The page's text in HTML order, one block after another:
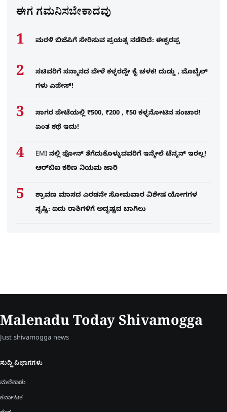
ಈಗ ಗಮನಿಸಬೇಕಾದವು
ಮರಳಿ ಬಿಜೆಪಿಗೆ ಸೇರಿಸುವ ಪ್ರಯತ್ನ ನಡೆದಿದೆ: ಈಶ್ವರಪ್ಪ
ಸಚಿವರಿಗೆ ಸನ್ಮಾನದ ವೇಳೆ ಕಳ್ಳರದ್ದೇ ಕೈ ಚಳಕ! ದುಡ್ಡು , ಮೊಬೈಲ್​
ಗಳು ಎಪೇಸ್!
ಸಾಗರ ಪೇಟೆಯಲ್ಲಿ ₹500, ₹200 , ₹50 ಕಳ್ಳನೋಟಿನ ಸಂಚಾರ!
ಏಂತ ಕಥೆ ಇದು!
EMI ನಲ್ಲಿ ಫೋನ್​ ತೆಗೆದುಕೊಳ್ಳುವವರಿಗೆ ಇನ್ಮೇಲೆ ಟೆನ್ಶನ್​ ಇರಲ್ಲ!
ಆರ್‌ಬಿಐ ಕಠಿಣ ನಿಯಮ ಜಾರಿ
ಶ್ರಾವಣ ಮಾಸದ ಎರಡನೇ ಸೋಮವಾರ ವಿಶೇಷ ಯೋಗಗಳ
ಸೃಷ್ಟಿ: ಐದು ರಾಶಿಗಳಿಗೆ ಅದೃಷ್ಟದ ಬಾಗಿಲು
Malenadu Today Shivamogga
Just shivamogga news
ಸುದ್ದಿ ವಿಭಾಗಗಳು
ಮಲೆನಾಡು
ಕರ್ನಾಟಕ